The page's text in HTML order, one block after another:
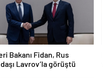
Bakanı Fidan, Rus
Lavrov’la görüştü